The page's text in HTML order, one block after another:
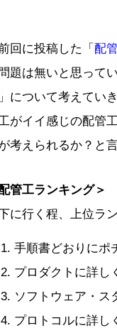
回に投稿した「 配
題は無いと思って
について考えてい
がイイ感じの配管
考えられるか？と
管工ランキング＞
に行く程、上位ラ
手順書どおりにポ
プロダクトに詳し
ソフトウェア・ス
プロトコルに詳し